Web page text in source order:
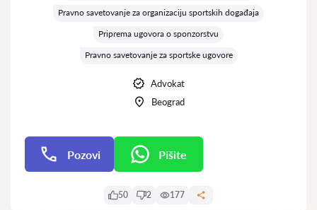
Pravno savetovanje za organizaciju sportskih događaja
Priprema ugovora o sponzorstvu
Pravno savetovanje za sportske ugovore
Advokat
Beograd
Pozovi Pišite
50 2 177